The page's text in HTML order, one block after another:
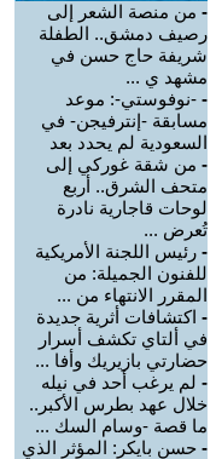
- من منصة الشعر إلى
رصيف دمشق.. الطفلة
شريفة حاج حسن في
مشهد ي ...
- -نوفوستي-: موعد
مسابقة -إنترفيجن- في
السعودية لم يحدد بعد
- من شقة غوركي إلى
متحف الشرق.. أربع
لوحات قاجارية نادرة
تُعرض ...
- رئيس اللجنة الأمريكية
للفنون الجميلة: من
المقرر الانتهاء من ...
- اكتشافات أثرية جديدة
في ألتاي تكشف أسرار
حضارتي بازيريك وأفا ...
- لم يرغب أحد في نيله
خلال عهد بطرس الأكبر..
ما قصة -وسام السك ...
- حسن بايكر: المؤثر الذي